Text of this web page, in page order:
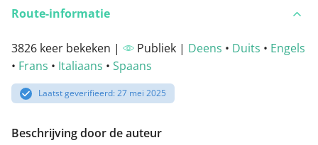
Route-informatie
3826 keer bekeken | Publiek | Deens • Duits • Engels
• Frans • Italiaans • Spaans
Laatst geverifieerd: 27 mei 2025
Beschrijving door de auteur